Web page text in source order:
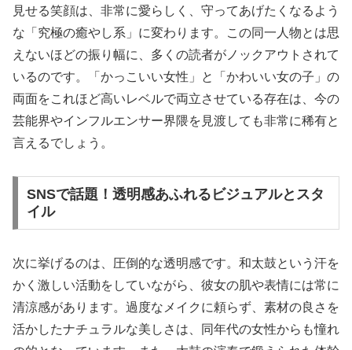
見せる笑顔は、非常に愛らしく、守ってあげたくなるよう
な「究極の癒やし系」に変わります。この同一人物とは思
えないほどの振り幅に、多くの読者がノックアウトされて
いるのです。「かっこいい女性」と「かわいい女の子」の
両面をこれほど高いレベルで両立させている存在は、今の
芸能界やインフルエンサー界隈を見渡しても非常に稀有と
言えるでしょう。
SNSで話題！透明感あふれるビジュアルとスタ
イル
次に挙げるのは、圧倒的な透明感です。和太鼓という汗を
かく激しい活動をしていながら、彼女の肌や表情には常に
清涼感があります。過度なメイクに頼らず、素材の良さを
活かしたナチュラルな美しさは、同年代の女性からも憧れ